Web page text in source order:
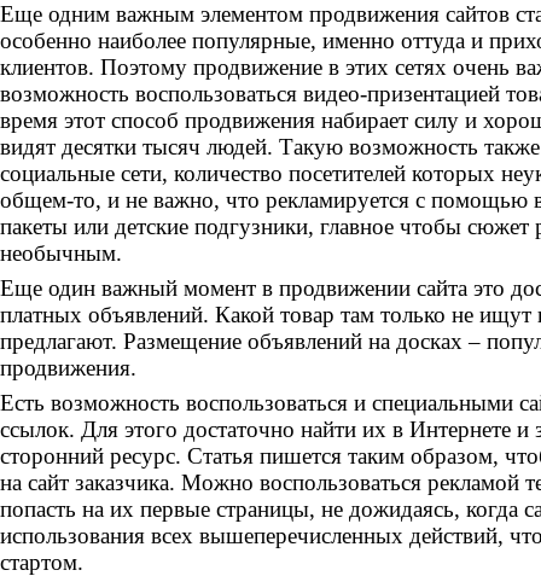
Еще одним важным элементом продвижения сайтов
особенно наиболее популярные, именно оттуда и
клиентов. Поэтому продвижение в этих сетях очень
возможность воспользоваться видео-призентацией
время этот способ продвижения набирает силу и
видят десятки тысяч людей. Такую возможность
социальные сети, количество посетителей которых
общем-то, и не важно, что рекламируется с помощью
пакеты или детские подгузники, главное чтобы
необычным.
Еще один важный момент в продвижении сайта это
платных объявлений. Какой товар там только не ищут
предлагают. Размещение объявлений на досках –
продвижения.
Есть возможность воспользоваться и специальными
ссылок. Для этого достаточно найти их в Интернете и
сторонний ресурс. Статья пишется таким образом,
на сайт заказчика. Можно воспользоваться рекламой
попасть на их первые страницы, не дожидаясь, когда
использования всех вышеперечисленных действий,
стартом.